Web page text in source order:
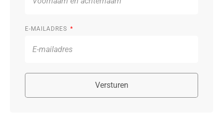
E-MAILADRES
Versturen